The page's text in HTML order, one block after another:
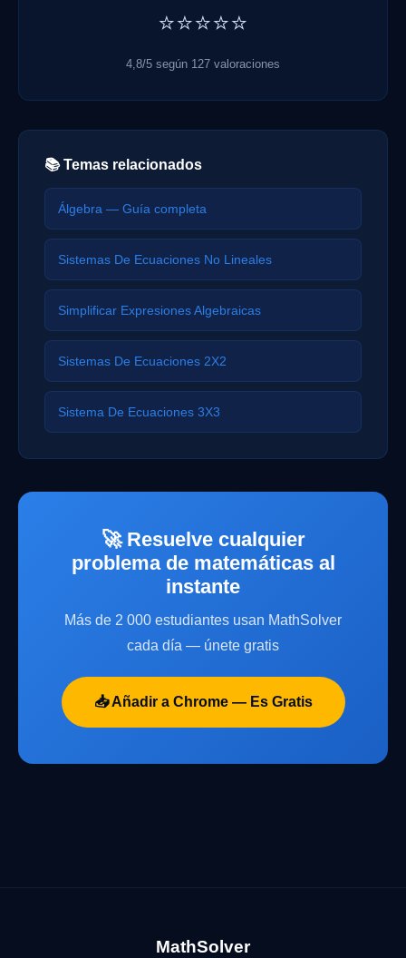
⭐⭐⭐⭐⭐
4,8/5 según 127 valoraciones
📚 Temas relacionados
Álgebra — Guía completa
Sistemas De Ecuaciones No Lineales
Simplificar Expresiones Algebraicas
Sistemas De Ecuaciones 2X2
Sistema De Ecuaciones 3X3
🚀 Resuelve cualquier
problema de matemáticas al
instante
Más de 2 000 estudiantes usan MathSolver
cada día — únete gratis
📥 Añadir a Chrome — Es Gratis
MathSolver